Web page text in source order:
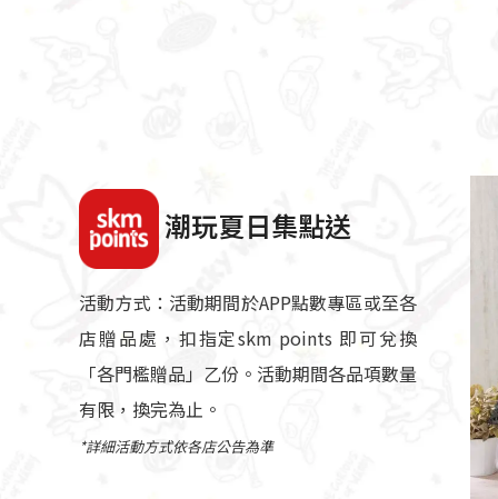
潮玩夏日集點送
活動方式：活動期間於APP點數專區或至各
店贈品處，扣指定skm points 即可兌換
「各門檻贈品」乙份。活動期間各品項數量
有限，換完為止。​
*詳細活動方式依各店公告為準